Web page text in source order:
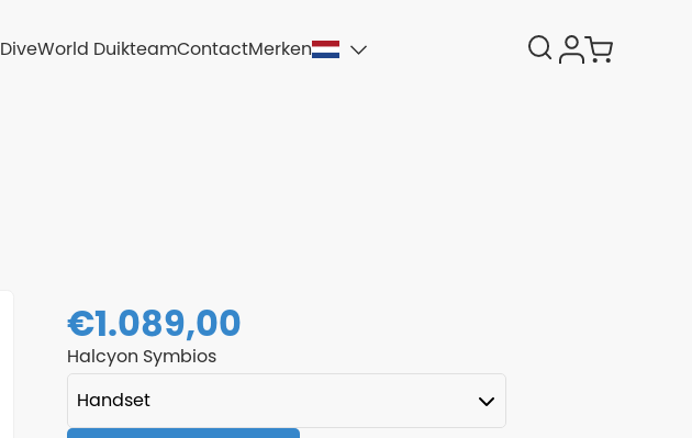
DiveWorld DuikteamContactMerken
€1.089,00
Halcyon Symbios